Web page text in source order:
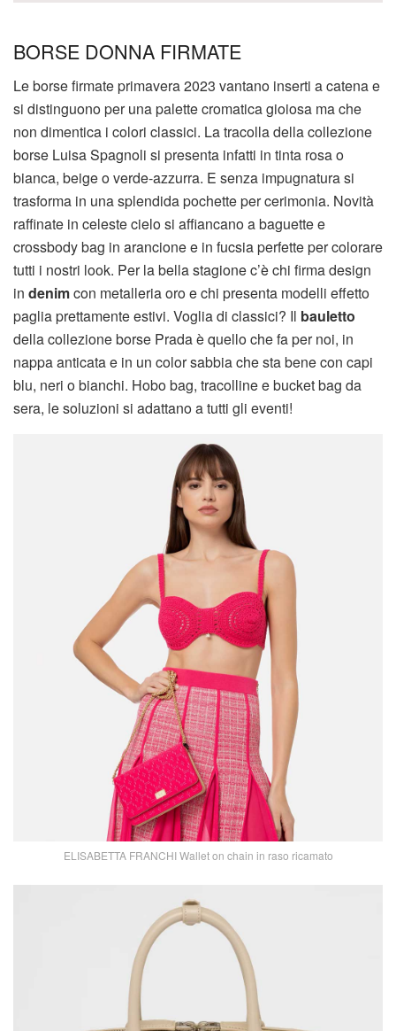
BORSE DONNA FIRMATE
Le borse firmate primavera 2023 vantano inserti a catena e
si distinguono per una palette cromatica gioiosa ma che
non dimentica i colori classici. La tracolla della collezione
borse Luisa Spagnoli si presenta infatti in tinta rosa o
bianca, beige o verde-azzurra. E senza impugnatura si
trasforma in una splendida pochette per cerimonia. Novità
raffinate in celeste cielo si affiancano a baguette e
crossbody bag in arancione e in fucsia perfette per colorare
tutti i nostri look. Per la bella stagione c’è chi firma design
in denimcon metalleria oro e chi presenta modelli effetto
paglia prettamente estivi. Voglia di classici? Il bauletto
della collezione borse Prada è quello che fa per noi, in
nappa anticata e in un color sabbia che sta bene con capi
blu, neri o bianchi. Hobo bag, tracolline e bucket bag da
sera, le soluzioni si adattano a tutti gli eventi!
ELISABETTA FRANCHI Wallet on chain in raso ricamato